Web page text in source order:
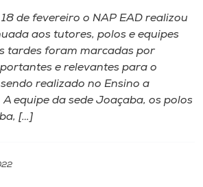
de fevereiro o NAP EAD realizou
aos tutores, polos e equipes
tardes foram marcadas por
e relevantes para o
realizado no Ensino a
equipe da sede Joaçaba, os polos
[…]